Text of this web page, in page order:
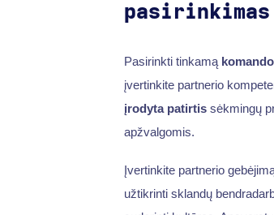
pasirinkimas
Pasirinkti tinkamą
įvertinkite partnerio
įrodyta patirtissėkmingų
apžvalgomis.
Įvertinkite partnerio
užtikrinti sklandų